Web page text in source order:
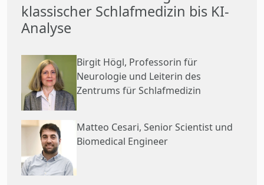
klassischer Schlafmedizin bis KI-
Analyse
Birgit Högl, Professorin für
Neurologie und Leiterin des
Zentrums für Schlafmedizin
Matteo Cesari, Senior Scientist und
Biomedical Engineer